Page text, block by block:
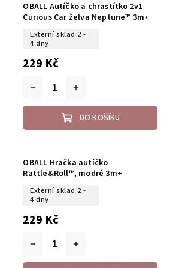
OBALL Autíčko a chrastítko 2v1
Curious Car želva Neptune™ 3m+
Externí sklad 2 -
4 dny
229 Kč
DO KOŠÍKU
OBALL Hračka autíčko
Rattle&Roll™, modré 3m+
Externí sklad 2 -
4 dny
229 Kč